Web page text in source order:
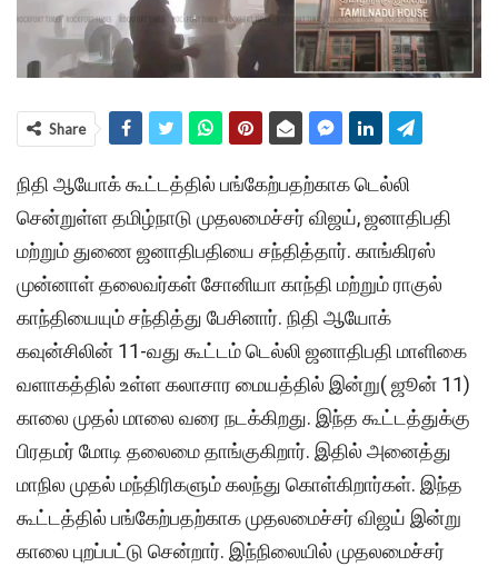
Share
நிதி ஆயோக் கூட்டத்தில் பங்கேற்பதற்காக டெல்லி
சென்றுள்ள தமிழ்நாடு முதலமைச்சர் விஜய், ஜனாதிபதி
மற்றும் துணை ஜனாதிபதியை சந்தித்தார். காங்கிரஸ்
முன்னாள் தலைவர்கள் சோனியா காந்தி மற்றும் ராகுல்
காந்தியையும் சந்தித்து பேசினார். நிதி ஆயோக்
கவுன்சிலின் 11-வது கூட்டம் டெல்லி ஜனாதிபதி மாளிகை
வளாகத்தில் உள்ள கலாசார மையத்தில் இன்று( ஜூன் 11)
காலை முதல் மாலை வரை நடக்கிறது. இந்த கூட்டத்துக்கு
பிரதமர் மோடி தலைமை தாங்குகிறார். இதில் அனைத்து
மாநில முதல் மந்திரிகளும் கலந்து கொள்கிறார்கள். இந்த
கூட்டத்தில் பங்கேற்பதற்காக முதலமைச்சர் விஜய் இன்று
காலை புறப்பட்டு சென்றார். இந்நிலையில் முதலமைச்சர்